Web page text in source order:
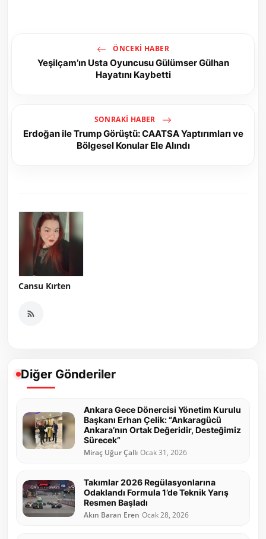
ÖNCEKI HABER
Yeşilçam’ın Usta Oyuncusu Gülümser Gülhan
Hayatını Kaybetti
SONRAKI HABER
Erdoğan ile Trump Görüştü: CAATSA Yaptırımları ve
Bölgesel Konular Ele Alındı
Cansu Kırten
Diğer Gönderiler
Ankara Gece Dönercisi Yönetim Kurulu
Başkanı Erhan Çelik: “Ankaragücü
Ankara’nın Ortak Değeridir, Desteğimiz
Sürecek”
Miraç Uğur Çallı Ocak 31, 2026
Takımlar 2026 Regülasyonlarına
Odaklandı Formula 1’de Teknik Yarış
Resmen Başladı
Akın Baran Eren Ocak 28, 2026